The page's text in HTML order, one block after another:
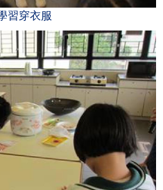
習穿衣服